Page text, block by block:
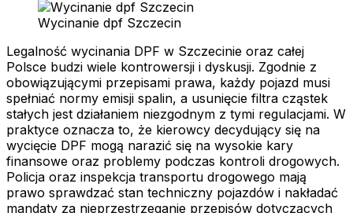
Wycinanie dpf Szczecin
Legalność wycinania DPF w Szczecinie oraz całej
Polsce budzi wiele kontrowersji i dyskusji. Zgodnie z
obowiązującymi przepisami prawa, każdy pojazd musi
spełniać normy emisji spalin, a usunięcie filtra cząstek
stałych jest działaniem niezgodnym z tymi regulacjami. W
praktyce oznacza to, że kierowcy decydujący się na
wycięcie DPF mogą narazić się na wysokie kary
finansowe oraz problemy podczas kontroli drogowych.
Policja oraz inspekcja transportu drogowego mają
prawo sprawdzać stan techniczny pojazdów i nakładać
mandaty za nieprzestrzeganie przepisów dotyczących